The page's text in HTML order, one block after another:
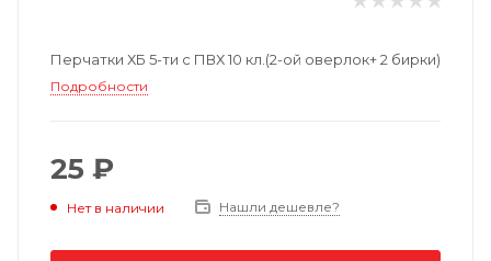
Перчатки ХБ 5-ти с ПВХ 10 кл.(2-ой оверлок+ 2 бирки)
Подробности
25 ₽
Нет в наличии Нашли дешевле?